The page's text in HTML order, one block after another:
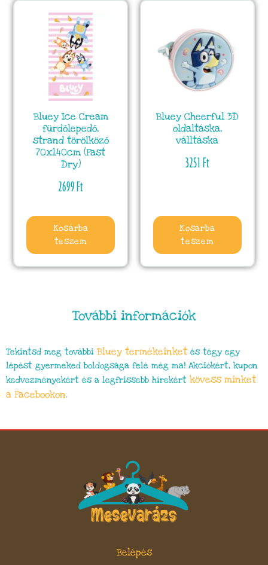
Bluey Ice Cream
fürdőlepedő,
strand törölköző
70x140cm (Fast
Dry)
2699Ft
Kosárba
teszem
Bluey Cheerful 3D
oldaltáska,
válltáska
3251Ft
Kosárba
teszem
További információk
Tekintsd meg további Bluey termékeinket és tégy egy
lépést gyermeked boldogsága felé még ma! Akciókért, kupon
kedvezményekért és a legfrissebb hírekért kövess minket
a Facebookon.
Belépés